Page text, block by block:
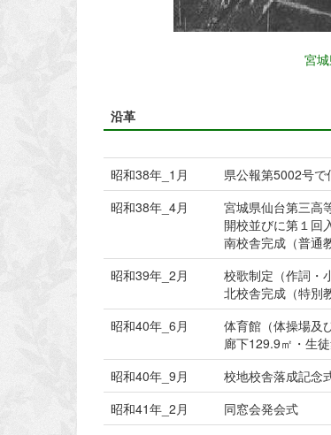
宮
沿革
昭和38年_1月
県公報第5002号で
昭和38年_4月
宮城県仙台第三高
開校並びに第１回
南校舎完成（普通
昭和39年_2月
校歌制定（作詞・
北校舎完成（特別
昭和40年_6月 体育館（体操場及
廊下129.9㎡・生
昭和40年_9月
校地校舎落成記念
昭和41年_2月
同窓会発会式